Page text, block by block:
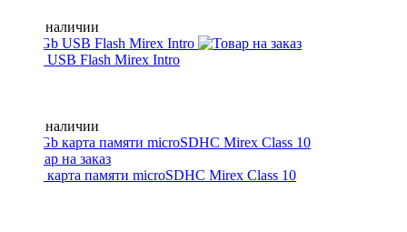
Нет в наличии
16 Gb USB Flash Mirex Intro
Нет в наличии
16 Gb карта памяти microSDHC Mirex Class 10